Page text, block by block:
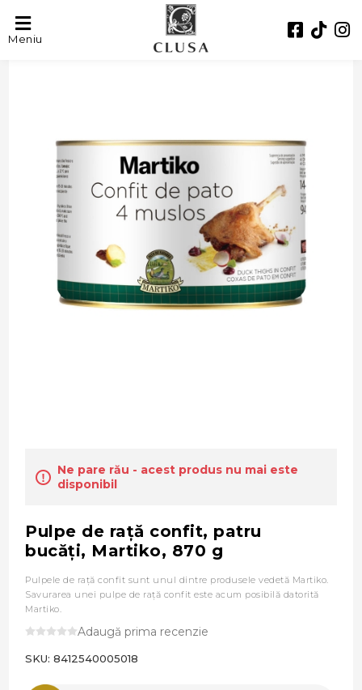
Meniu
Ne pare rău - acest produs nu mai este
disponibil
Pulpe de raţă confit, patru
bucăţi, Martiko, 870 g
Pulpele de rață confit sunt unul dintre produsele vedetă Martiko.
Savurarea unei pulpe de rață confit este acum posibilă datorită
Martiko.
Adaugă prima recenzie
SKU: 8412540005018